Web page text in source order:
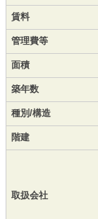
賃料
管理費等
面積
築年数
種別/構造
階建
取扱会社